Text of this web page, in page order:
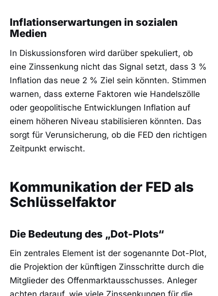
Inflationserwartungen in sozialen
Medien
In Diskussionsforen wird darüber spekuliert, ob
eine Zinssenkung nicht das Signal setzt, dass 3 %
Inflation das neue 2 % Ziel sein könnten. Stimmen
warnen, dass externe Faktoren wie Handelszölle
oder geopolitische Entwicklungen Inflation auf
einem höheren Niveau stabilisieren könnten. Das
sorgt für Verunsicherung, ob die FED den richtigen
Zeitpunkt erwischt.
Kommunikation der FED als
Schlüsselfaktor
Die Bedeutung des „Dot-Plots“
Ein zentrales Element ist der sogenannte Dot-Plot,
die Projektion der künftigen Zinsschritte durch die
Mitglieder des Offenmarktausschusses. Anleger